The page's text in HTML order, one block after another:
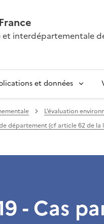
interdépartementale
et données
L’évaluation
département (cf article 62 de la
- Cas